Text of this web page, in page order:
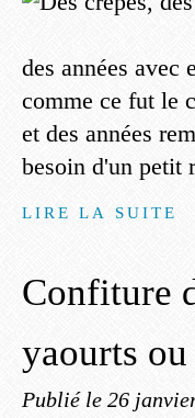
des années avec
comme ce fut le
et des années
besoin d'un petit
LIRE LA SUITE
Confiture
yaourts
Publié le 26